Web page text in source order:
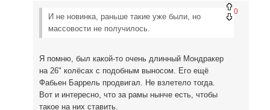
0
И не новинка, раньше такие уже были, но
массовости не получилось.
Я помню, был какой-то очень длинный Мондракер
на 26" колёсах с подобным выносом. Его ещё
Фабьен Баррель продвигал. Не взлетело тогда.
Вот и интересно, что за рамы нынче есть, чтобы
такое на них ставить.